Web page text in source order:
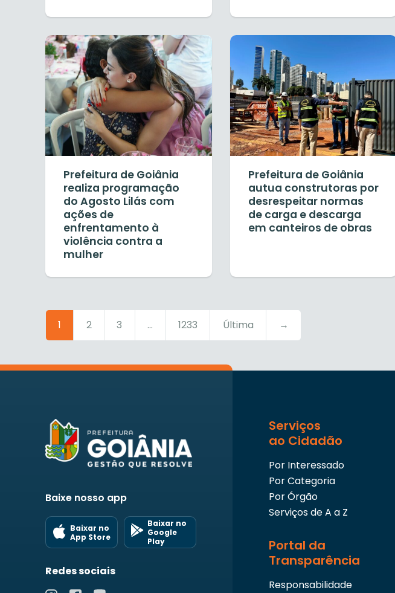
Prefeitura de Goiânia
realiza programação
do Agosto Lilás com
ações de
enfrentamento à
violência contra a
mulher
Prefeitura de Goiânia
autua construtoras por
desrespeitar normas
de carga e descarga
em canteiros de obras
1 2 3 ... 1233 Última →
Baixe nosso app
Baixar no
App Store
Baixar no
Google
Play
Redes sociais
Serviços
ao Cidadão
Por Interessado
Por Categoria
Por Órgão
Serviços de A a Z
Portal da
Transparência
Responsabilidade